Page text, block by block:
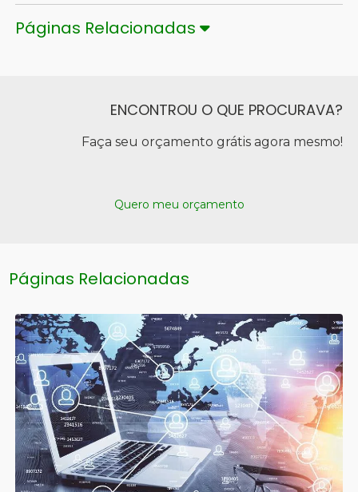
Páginas Relacionadas
ENCONTROU O QUE PROCURAVA?
Faça seu orçamento grátis agora mesmo!
Quero meu orçamento
Páginas Relacionadas